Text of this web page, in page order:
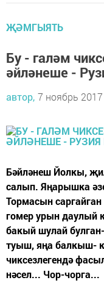
ҖӘМГЫЯТЬ
Бу - галәм
әйләнеше -
автор, 7 ноябрь
Бәйләнеш Йолкы,
салып. Яңарышка
Тормасын
гомер урын даулый
бакый шулай
туыш, яңа балкыш-
чиксезлегендә
нәсел... Чор-чорга...